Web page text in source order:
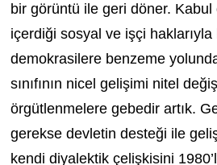
bir görüntü ile geri döner.
içerdiği sosyal ve işçi haklarıyla
demokrasilere benzeme
sınıfının nicel gelişimi nitel
örgütlenmelere gebedir artık.
gerekse devletin desteği ile
kendi diyalektik çelişkisini